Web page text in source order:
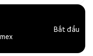
Bắt đầu